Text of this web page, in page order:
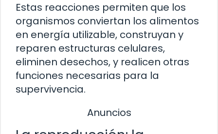
Estas reacciones permiten que los
organismos conviertan los alimentos
en energía utilizable, construyan y
reparen estructuras celulares,
eliminen desechos, y realicen otras
funciones necesarias para la
supervivencia.
Anuncios